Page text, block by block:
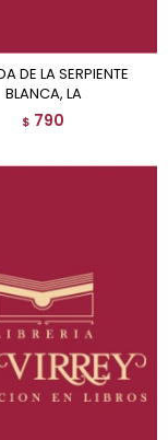
BLANCA, LA
$ 790